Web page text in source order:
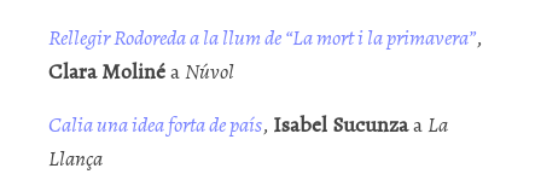
Rellegir Rodoreda a la llum de “La mort i la primavera”,
Clara MolinéaNúvol
Calia una idea forta de país, Isabel Sucunzaa La
Llança